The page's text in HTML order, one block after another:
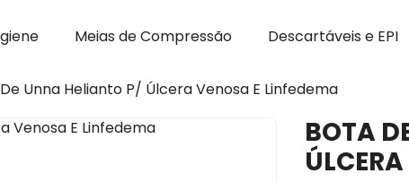
Meias de Compressão Descartáveis e EPI
Unna Helianto P/ Úlcera Venosa E Linfedema
BOTA